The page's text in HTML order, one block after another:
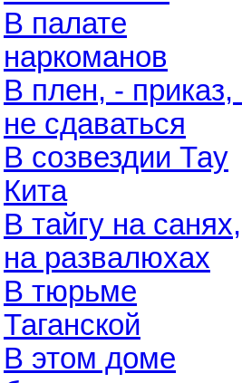
В палате
наркоманов
В плен, - приказ,
не сдаваться
В созвездии Тау
Кита
В тайгу на санях,
на развалюхах
В тюрьме
Таганской
В этом доме